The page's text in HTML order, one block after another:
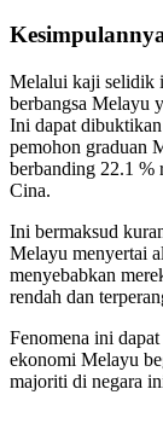
Melalui kaji selidik
berbangsa Melayu
Ini dapat dibuktikan
pemohon graduan
berbanding 22.1 %
Cina.
Ini bermaksud
Melayu menyertai
menyebabkan
rendah dan
Fenomena ini
ekonomi Melayu
majoriti di negara